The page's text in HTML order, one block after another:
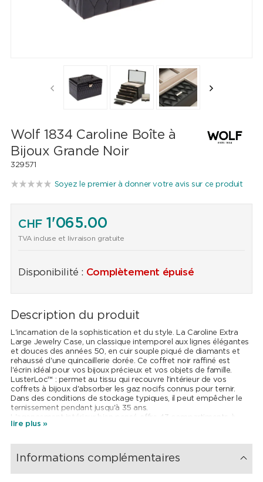
Wolf 1834 Caroline Boîte à
Bijoux Grande Noir
329571
Soyez le premier à donner votre avis sur ce produit
CHF1'065.00
TVA incluse et livraison gratuite
Disponibilité : Complètement épuisé
Description du produit
L'incarnation de la sophistication et du style. La Caroline Extra
Large Jewelry Case, un classique intemporel aux lignes élégantes
et douces des années 50, en cuir souple piqué de diamants et
rehaussé d'une quincaillerie dorée. Ce coffret noir raffiné est
l'écrin idéal pour vos bijoux précieux et vos objets de famille.
LusterLoc™ : permet au tissu qui recouvre l'intérieur de vos
coffrets à bijoux d'absorber les gaz nocifs connus pour ternir.
Dans des conditions de stockage typiques, il peut empêcher le
ternissement pendant jusqu'à 35 ans.
bijoux, 4 compartiments à montres, 4 rouleaux de bagues,
d'oreilles, 3 supports pour colliers et 1 bande pour bagues) et étui
de voyage (3 compartiments et 4 rouleaux de bagues) - idéal
lire plus »
Informations complémentaires